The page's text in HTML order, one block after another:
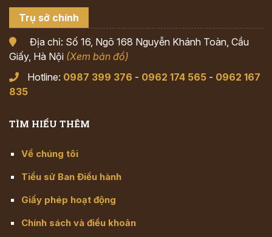
Trụ sở chính
Địa chỉ: Số 16, Ngõ 168 Nguyễn Khánh Toàn, Cầu
Giấy, Hà Nội (Xem bản đồ)
Hotline: 0987 399 376 - 0962 174 565 - 0962 167
835
TÌM HIỂU THÊM
Về chúng tôi
Tiểu sử Ban Điều hành
Giấy phép hoạt động
Chính sách và điều khoản